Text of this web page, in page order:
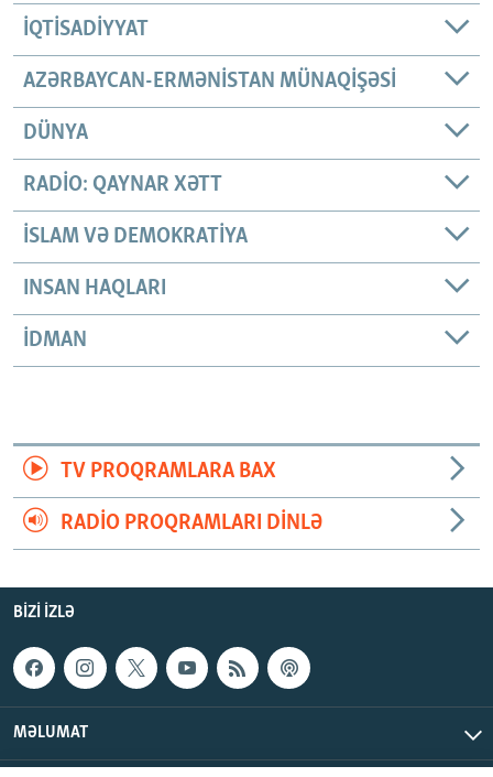
İQTISADIYYAT
AZƏRBAYCAN-ERMƏNISTAN MÜNAQIŞƏSI
DÜNYA
RADIO: QAYNAR XƏTT
İSLAM VƏ DEMOKRATIYA
INSAN HAQLARI
İDMAN
TV PROQRAMLARA BAX
RADIO PROQRAMLARI DINLƏ
BIZI IZLƏ
MƏLUMAT